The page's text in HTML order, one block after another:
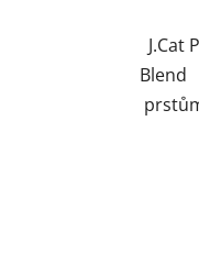
J.Cat
Blend